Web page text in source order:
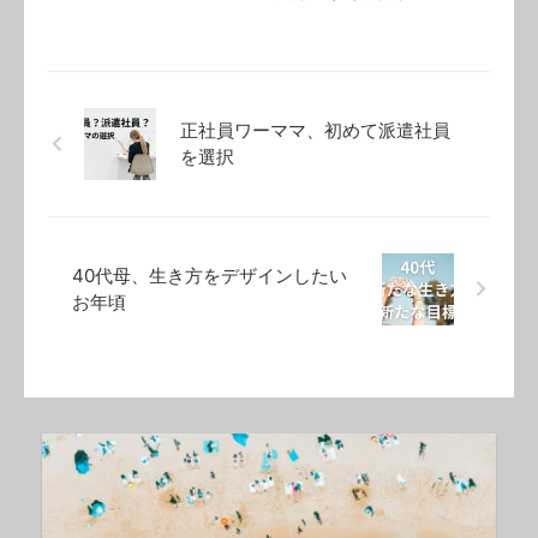
正社員ワーママ、初めて派遣社員
を選択
40代母、生き方をデザインしたい
お年頃